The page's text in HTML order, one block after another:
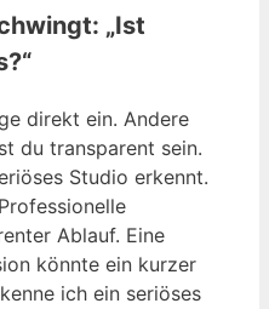
„Ist
direkt ein. Andere
du transparent sein.
Studio erkennt.
Ablauf. Eine
könnte ein kurzer
ich ein seriöses